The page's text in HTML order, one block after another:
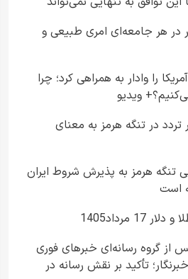
در هر جامعه‌ای امری طبیعی و
را وادار به همراهی کرد؛ چرا
ویدیو
در تنگه هرمز به معنای
تنگه هرمز به پذیرش شروط ایران
است
از گروه رسانه‌ای خبرهای فوری
تأکید بر نقش رسانه در